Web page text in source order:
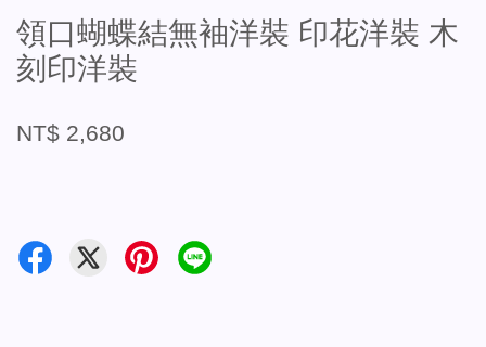
領口蝴蝶結無袖洋裝 印花洋裝 木
刻印洋裝
NT$ 2,680